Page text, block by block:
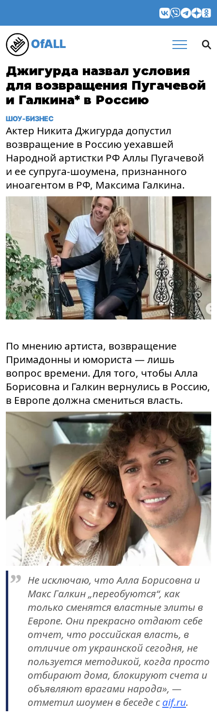
OfALL
Джигурда назвал условия
для возвращения Пугачевой
и Галкина* в Россию
ШОУ-БИЗНЕС
Актер Никита Джигурда допустил
возвращение в Россию уехавшей
Народной артистки РФ Аллы Пугачевой
и ее супруга-шоумена, признанного
иноагентом в РФ, Максима Галкина.
По мнению артиста, возвращение
Примадонны и юмориста — лишь
вопрос времени. Для того, чтобы Алла
Борисовна и Галкин вернулись в Россию,
в Европе должна смениться власть.
Не исключаю, что Алла Борисовна и
Макс Галкин „переобуются“, как
только сменятся властные элиты в
Европе. Они прекрасно отдают себе
отчет, что российская власть, в
отличие от украинской сегодня, не
пользуется методикой, когда просто
отбирают дома, блокируют счета и
объявляют врагами народа», —
отметил шоумен в беседе сaif.ru.